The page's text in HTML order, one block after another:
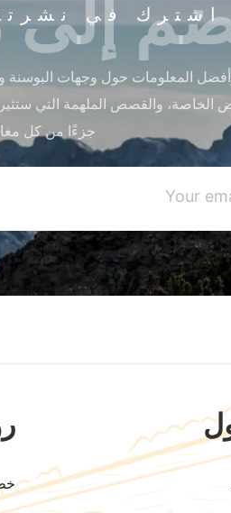
اشترك في
المعلومات حول وجهات البوسنة
الخاصة، والقصص الملهمة التي
جزءًا من كل